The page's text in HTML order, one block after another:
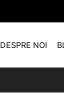
DESPRE NOI